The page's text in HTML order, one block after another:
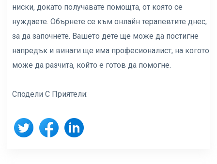
ниски, докато получавате помощта, от която се
нуждаете. Обърнете се към онлайн терапевтите днес,
за да започнете. Вашето дете ще може да постигне
напредък и винаги ще има професионалист, на когото
може да разчита, който е готов да помогне.
Сподели С Приятели: